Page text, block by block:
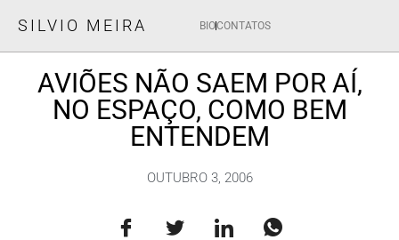
SILVIO MEIRA BIOCONTATOS
AVIÕES NÃO SAEM POR AÍ,
NO ESPAÇO, COMO BEM
ENTENDEM
OUTUBRO 3, 2006